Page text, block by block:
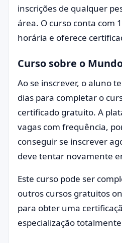
inscrições de qualquer
área. O curso conta com
horária e oferece
Curso sobre o
Ao se inscrever, o aluno
dias para completar o
certificado gratuito. A
vagas com frequência,
conseguir se inscrever
deve tentar novamente
Este curso pode ser
outros cursos gratuitos
para obter uma
especialização